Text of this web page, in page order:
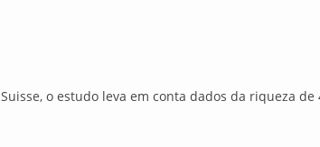
o estudo leva em conta dados da riqueza